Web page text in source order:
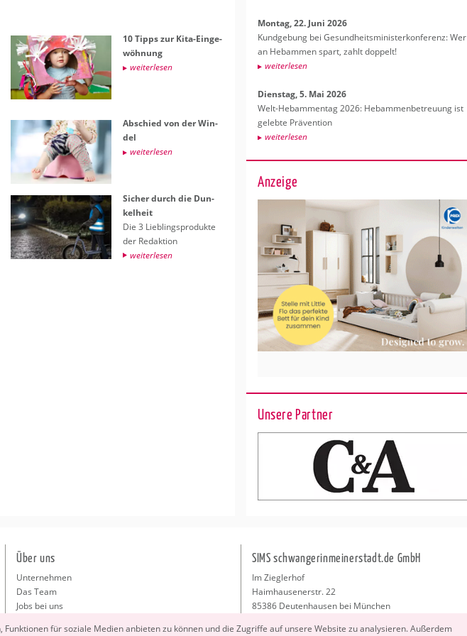
10 Tipps zur Kita-Ein­ge­
wöh­nung
wei­ter­le­sen
Ab­schied von der Win­
del
wei­ter­le­sen
Si­cher durch die Dun­
kel­heit
Die 3 Lieb­lings­pro­duk­te
der Re­dak­ti­on
wei­ter­le­sen
Mon­tag, 22. Juni 2026
Kund­ge­bung bei Ge­sund­heits­mi­nis­ter­kon­fe­renz: Wer
an Heb­am­men spart, zahlt dop­pelt!
wei­ter­le­sen
Diens­tag, 5. Mai 2026
Welt-Heb­am­men­tag 2026: Heb­am­men­be­treu­ung ist
ge­leb­te Prä­ven­ti­on
wei­ter­le­sen
Anzeige
Unsere Partner
für so­zia­le Me­di­en an­bie­ten zu kön­nen und die Zu­grif­fe auf un­se­re Web­site zu ana­ly­sie­ren. Au­ßer­dem
Über uns
Unternehmen
Das Team
Jobs bei uns
SIMS schwangerinmeinerstadt.de GmbH
Im Zieglerhof
Haimhausenerstr. 22
85386 Deutenhausen bei München